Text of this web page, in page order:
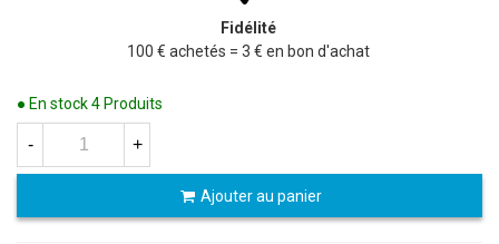
Fidélité
100 € achetés = 3 € en bon d'achat
● En stock4 Produits
- +
Ajouter au panier